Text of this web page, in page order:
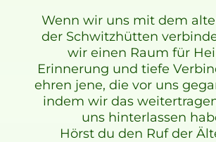
Wenn wir uns mit dem
der Schwitzhütten
wir einen Raum für
Erinnerung und tiefe
ehren jene, die vor uns
indem wir das
uns hinterlassen
Hörst du den Ruf der